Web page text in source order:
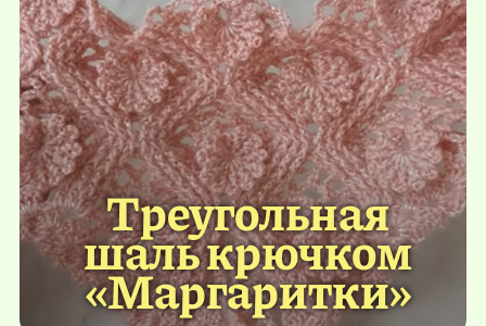
Треугольная
шаль крючком
«Маргаритки»